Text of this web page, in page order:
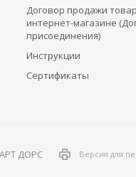
Договор продажи
интернет-магазине
присоединения)
Инструкции
Сертификаты
ДОРС Версия для